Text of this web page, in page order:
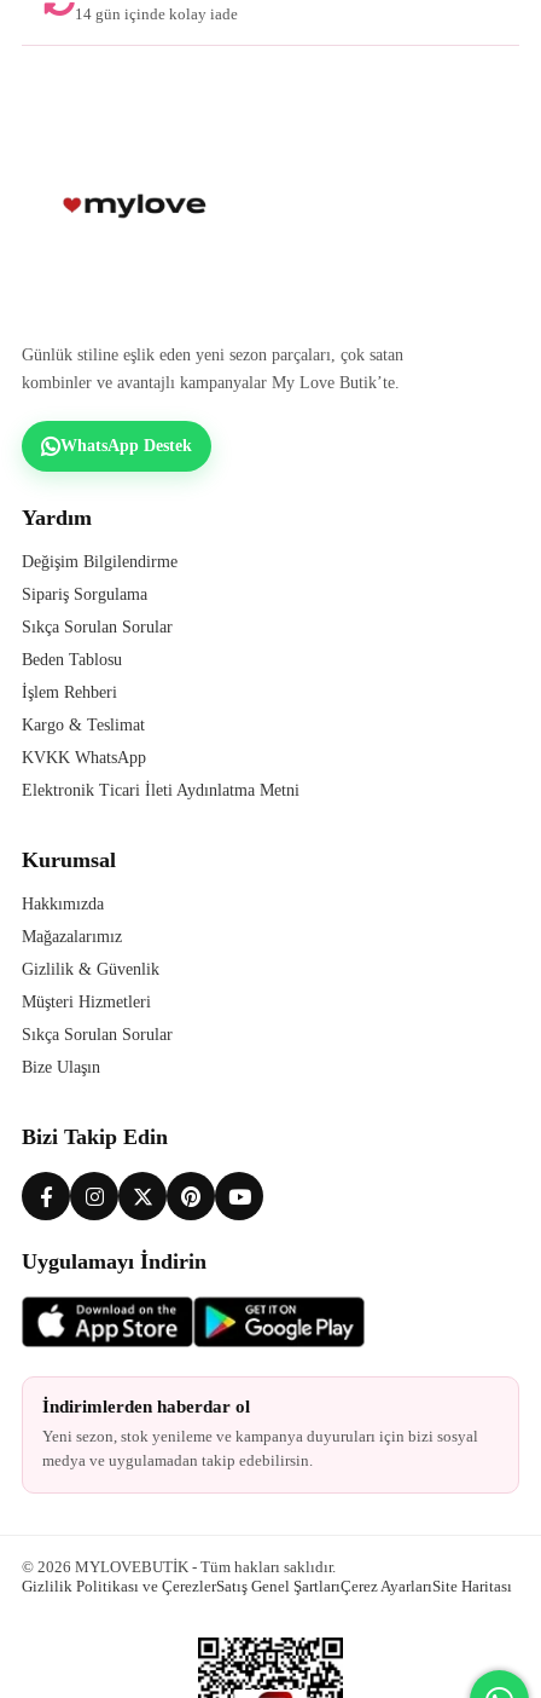
14 gün içinde kolay iade
Günlük stiline eşlik eden yeni sezon parçaları, çok satan
kombinler ve avantajlı kampanyalar My Love Butik’te.
WhatsApp Destek
Yardım
Değişim Bilgilendirme
Sipariş Sorgulama
Sıkça Sorulan Sorular
Beden Tablosu
İşlem Rehberi
Kargo & Teslimat
KVKK WhatsApp
Elektronik Ticari İleti Aydınlatma Metni
Kurumsal
Hakkımızda
Mağazalarımız
Gizlilik & Güvenlik
Müşteri Hizmetleri
Sıkça Sorulan Sorular
Bize Ulaşın
Bizi Takip Edin
Uygulamayı İndirin
İndirimlerden haberdar ol
Yeni sezon, stok yenileme ve kampanya duyuruları için bizi sosyal
medya ve uygulamadan takip edebilirsin.
© 2026 MYLOVEBUTİK - Tüm hakları saklıdır.
Gizlilik Politikası ve ÇerezlerSatış Genel ŞartlarıÇerez AyarlarıSite Haritası